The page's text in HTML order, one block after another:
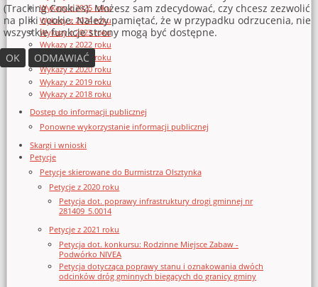
Wykazy z 2025 roku
Wykazy z 2024 roku
Wykazy z 2023 roku
Wykazy z 2022 roku
Wykazy z 2021 roku
Wykazy z 2020 roku
Wykazy z 2019 roku
Wykazy z 2018 roku
Dostęp do informacji publicznej
Ponowne wykorzystanie informacji publicznej
Skargi i wnioski
Petycje
Petycje skierowane do Burmistrza Olsztynka
Petycje z 2020 roku
Petycja dot. poprawy infrastruktury drogi gminnej nr
281409_5.0014
Petycje z 2021 roku
Petycja dot. konkursu: Rodzinne Miejsce Zabaw -
Podwórko NIVEA
Petycja dotycząca poprawy stanu i oznakowania dwóch
odcinków dróg gminnych biegących do granicy gminy
(Tracking Cookies). Możesz sam zdecydować, czy chcesz zezwolić
na pliki cookie. Należy pamiętać, że w przypadku odrzucenia, nie
wszystkie funkcje strony mogą być dostępne.
OK
ODMAWIAĆ